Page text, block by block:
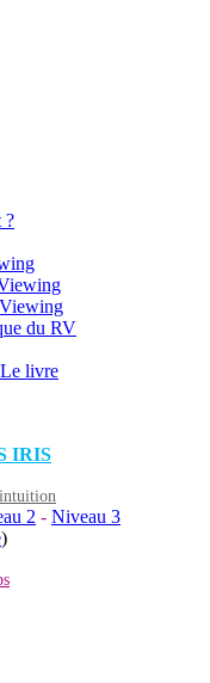
?
du RV
livre
IRIS
2 - Niveau 3
)